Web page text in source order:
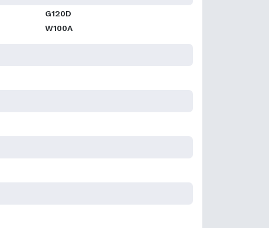
G120D
W100A